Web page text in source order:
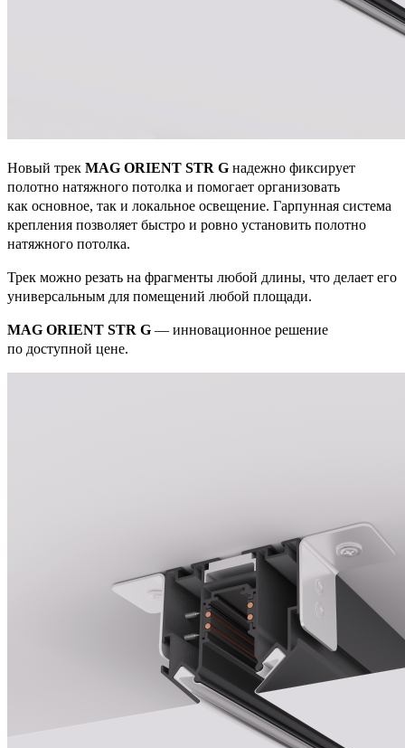
Новый трек MAG ORIENT STR G надежно фиксирует
полотно натяжного потолка и помогает организовать
как основное, так и локальное освещение. Гарпунная система
крепления позволяет быстро и ровно установить полотно
натяжного потолка.
Трек можно резать на фрагменты любой длины, что делает его
универсальным для помещений любой площади.
MAG ORIENT STR G — инновационное решение
по доступной цене.